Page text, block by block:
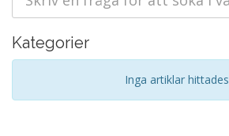
Kategorier
Inga artiklar hittades